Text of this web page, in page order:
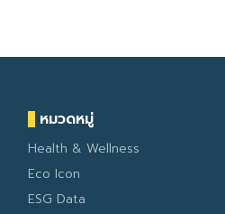
หมวดหมู่
Health & Wellness
Eco Icon
ESG Data